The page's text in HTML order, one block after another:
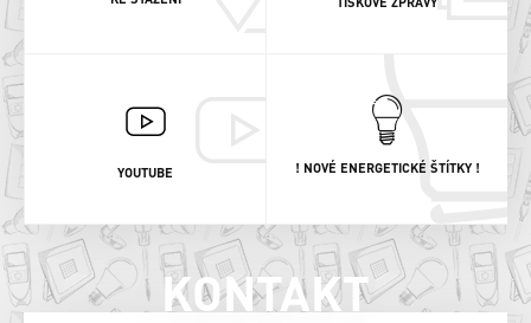
YOUTUBE ! NOVÉ ENERGETICKÉ ŠTÍTKY !
KONTAKT